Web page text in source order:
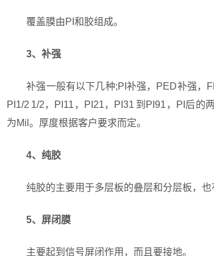
覆盖膜由PI和胶组成。
3、补强
补强一般有以下几种;PI补强，PED补强，
PI1/2 1/2，PI11，PI21，PI31 到PI91，PI后的
为Mil。厚度根据客户要求而定。
4、纯胶
纯胶的主要用于多层板的叠层和分层板，也
5、屏闭膜
主要起到信号屏闭作用，而且要接地。